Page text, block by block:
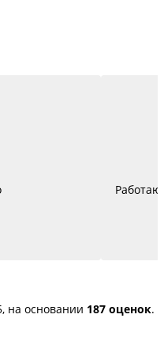
изо всех сил, правда не
на основании 187 оценок.